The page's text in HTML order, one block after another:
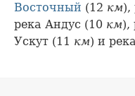
Восточный (12 км),
река Андус (10 км),
Ускут (11 км) и